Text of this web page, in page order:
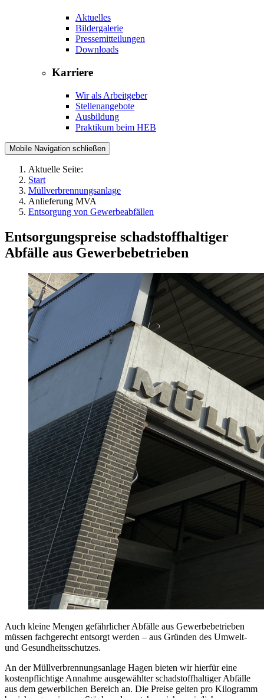
Aktuelles
Bildergalerie
Pressemitteilungen
Downloads
Karriere
Wir als Arbeitgeber
Stellenangebote
Ausbildung
Praktikum beim HEB
Mobile Navigation schließen
Aktuelle Seite:
Start
Müllverbrennungsanlage
Anlieferung MVA
Entsorgung von Gewerbeabfällen
Entsorgungspreise schadstoffhaltiger
Abfälle aus Gewerbebetrieben
Auch kleine Mengen gefährlicher Abfälle aus Gewerbebetrieben
müssen fachgerecht entsorgt werden – aus Gründen des Umwelt-
und Gesundheitsschutzes.
An der Müllverbrennungsanlage Hagen bieten wir hierfür eine
kostenpflichtige Annahme ausgewählter schadstoffhaltiger Abfälle
aus dem gewerblichen Bereich an. Die Preise gelten pro Kilogramm